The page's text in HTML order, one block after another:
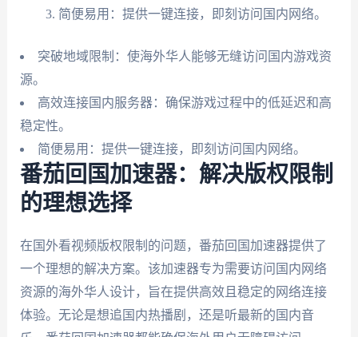
简便易用：提供一键连接，即刻访问国内网络。
突破地域限制：使海外华人能够无缝访问国内游戏资
源。
高效连接国内服务器：确保游戏过程中的低延迟和高
稳定性。
简便易用：提供一键连接，即刻访问国内网络。
番茄回国加速器：解决版权限制
的理想选择
在国外看视频版权限制的问题，番茄回国加速器提供了
一个理想的解决方案。该加速器专为需要访问国内网络
资源的海外华人设计，旨在提供高效且稳定的网络连接
体验。无论是想追国内热播剧，还是听最新的国内音